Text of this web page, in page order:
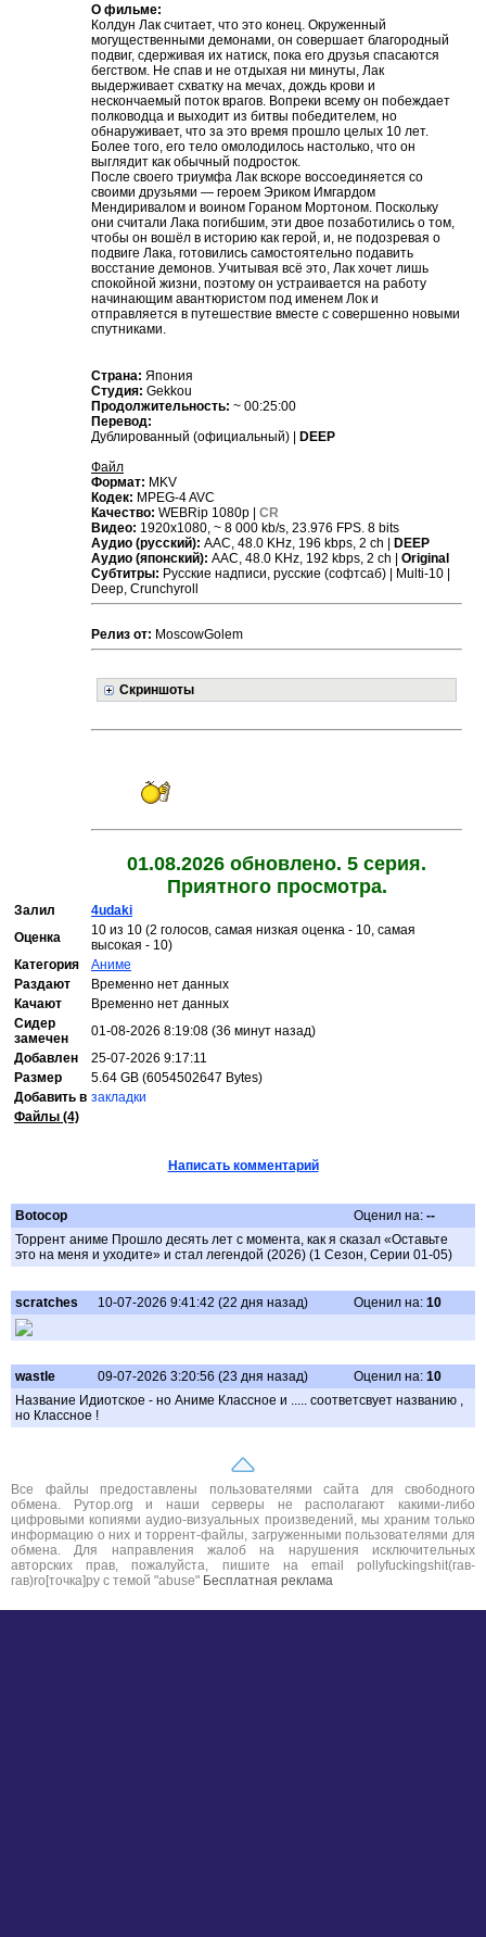
О фильме:
Колдун Лак считает, что это конец. Окруженный
могущественными демонами, он совершает благородный
подвиг, сдерживая их натиск, пока его друзья спасаются
бегством. Не спав и не отдыхая ни минуты, Лак
выдерживает схватку на мечах, дождь крови и
нескончаемый поток врагов. Вопреки всему он побеждает
полководца и выходит из битвы победителем, но
обнаруживает, что за это время прошло целых 10 лет.
Более того, его тело омолодилось настолько, что он
выглядит как обычный подросток.
После своего триумфа Лак вскоре воссоединяется со
своими друзьями — героем Эриком Имгардом
Мендиривалом и воином Гораном Мортоном. Поскольку
они считали Лака погибшим, эти двое позаботились о том,
чтобы он вошёл в историю как герой, и, не подозревая о
подвиге Лака, готовились самостоятельно подавить
восстание демонов. Учитывая всё это, Лак хочет лишь
спокойной жизни, поэтому он устраивается на работу
начинающим авантюристом под именем Лок и
отправляется в путешествие вместе с совершенно новыми
спутниками.
Страна: Япония
Студия: Gekkou
Продолжительность: ~ 00:25:00
Перевод:
Дублированный (официальный) | DEEP
Файл
Формат: MKV
Кодек: MPEG-4 AVC
Качество: WEBRip 1080p | CR
Видео: 1920x1080, ~ 8 000 kb/s, 23.976 FPS. 8 bits
Аудио (русский): AAC, 48.0 KHz, 196 kbps, 2 ch | DEEP
Аудио (японский): AAC, 48.0 KHz, 192 kbps, 2 ch | Original
Субтитры: Русские надписи, русские (софтсаб) | Multi-10 |
Deep, Crunchyroll
Релиз от: MoscowGolem
Скриншоты
01.08.2026 обновлено. 5 серия.
Приятного просмотра.
Залил
4udaki
Оценка
10 из 10 (2 голосов, самая низкая оценка - 10, самая
высокая - 10)
Категория
Аниме
Раздают
Временно нет данных
Качают
Временно нет данных
Сидер
замечен
01-08-2026 8:19:08 (36 минут назад)
Добавлен
25-07-2026 9:17:11
Размер
5.64 GB (6054502647 Bytes)
Добавить в закладки
Файлы (4)
Написать комментарий
Botocop Оценил на: --
Торрент аниме Прошло десять лет с момента, как я сказал «Оставьте
это на меня и уходите» и стал легендой (2026) (1 Сезон, Серии 01-05)
scratches 10-07-2026 9:41:42 (22 дня назад) Оценил на: 10
wastle 09-07-2026 3:20:56 (23 дня назад) Оценил на: 10
Название Идиотское - но Аниме Классное и ..... соответсвует названию ,
но Классное !
Все файлы предоставлены пользователями сайта для свободного
обмена. Рутор.org и наши серверы не располагают какими-либо
цифровыми копиями аудио-визуальных произведений, мы храним только
информацию о них и торрент-файлы, загруженными пользователями для
обмена. Для направления жалоб на нарушения исключительных
авторских прав, пожалуйста, пишите на email pollyfuckingshit(гав-
гав)ro[точка]ру с темой "abuse" Бесплатная реклама